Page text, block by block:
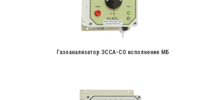
Газоанализатор ЭССА-СО исполнение МБ